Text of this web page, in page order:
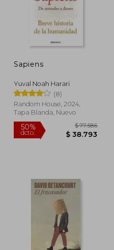
18%
Sapiens
Yuval Noah Harari
(8)
Random House, 2024,
Tapa Blanda, Nuevo